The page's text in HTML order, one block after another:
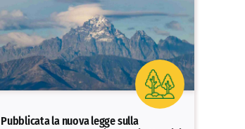
Pubblicata la nuova legge sulla